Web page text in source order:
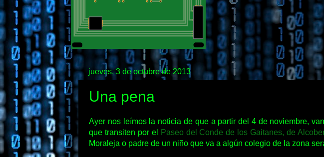
jueves, 3 de octubre de 2013
Una pena
Ayer nos leímos la noticia de que a partir del 4 de noviembre,
que transiten por el
Paseo del Conde de los Gaitanes, de
Moraleja o padre de un niño que va a algún colegio de la zona